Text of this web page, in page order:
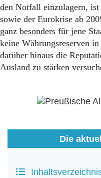
den Notfall einzulagern,
sowie der Eurokrise ab
ganz besonders für jene
keine Währungsreserven
darüber hinaus die
Ausland zu stärken
Die